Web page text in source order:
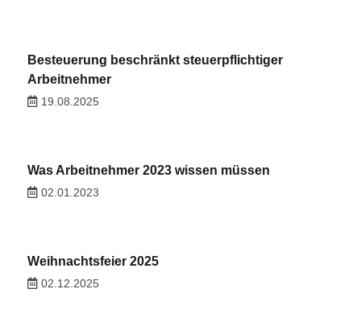
Besteuerung beschränkt steuerpflichtiger
Arbeitnehmer
19.08.2025
Was Arbeitnehmer 2023 wissen müssen
02.01.2023
Weihnachtsfeier 2025
02.12.2025